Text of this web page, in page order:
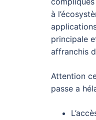
à
principale
affranchis
Attention
passe a